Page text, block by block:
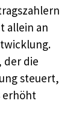
allein an
der die
steuert,
erhöht